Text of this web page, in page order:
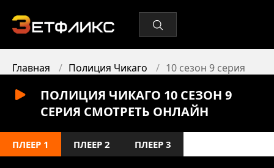
Главная Полиция Чикаго 10 сезон 9 серия
ПОЛИЦИЯ ЧИКАГО 10 СЕЗОН 9
СЕРИЯ СМОТРЕТЬ ОНЛАЙН
ПЛЕЕР 1 ПЛЕЕР 2 ПЛЕЕР 3